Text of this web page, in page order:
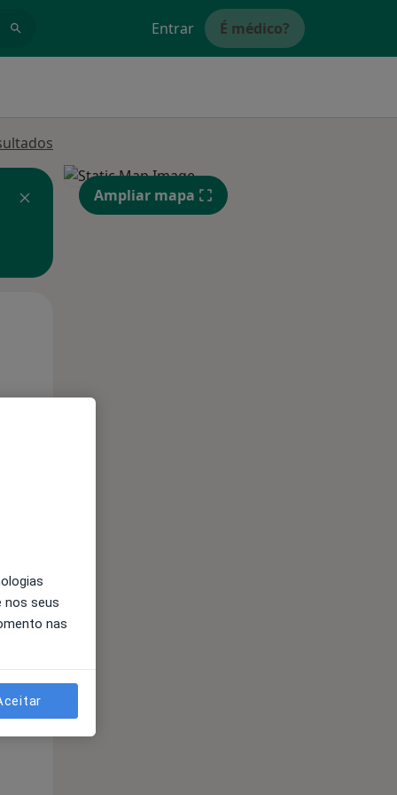
Entrar É médico?
10 Ago
Ampliar mapa
nos seus
nas